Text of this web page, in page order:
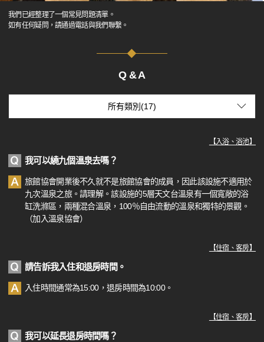
我們已經整理了一個常見問題清單。
如有任何疑問，請通過電話與我們聯繫。
Q & A
【入浴、浴池】
我可以繞九個溫泉去嗎？
旅館協會開業後不久就不是旅館協會的成員，因此該設施不適用於
九次溫泉之旅。請理解。該設施的5層天文台溫泉有一個寬敞的浴
缸洗滌區，兩種混合溫泉，100％自由流動的溫泉和獨特的景觀。
（加入溫泉協會）
【住宿、客房】
請告訴我入住和退房時間。
入住時間通常為15:00，退房時間為10:00。
【住宿、客房】
我可以延長退房時間嗎？